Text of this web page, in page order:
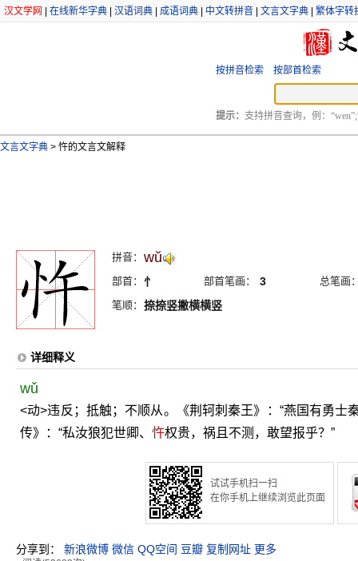
汉文学网 在线新华字典 汉语词典 成语词典 中文转拼音 文言文字典 繁体字转
按拼音检索 按部首检索
提示： 支持拼音查询，例：
文言文字典 > 忤的文言文解释
拼音： wŭ
部首： 忄 部首笔画： 3
总笔画
笔顺： 捺捺竖撇横横竖
详细释义
wǔ
<动>违反；抵触；不顺从。《荆轲刺秦王》：“燕国有勇士
传》：“私汝狼犯世卿、 忤权贵，祸且不测，敢望报乎？”
试试手机扫一扫
在你手机上继续浏览此页面
分享到： 新浪微博 微信 QQ空间 豆瓣 复制网址 更多